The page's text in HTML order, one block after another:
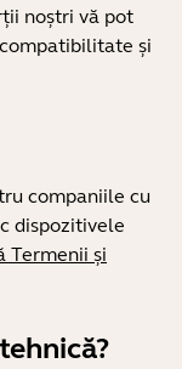
noștri vă pot
și
companiile cu
dispozitivele
Termenii și